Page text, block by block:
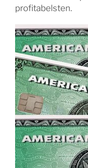
profitabelsten.